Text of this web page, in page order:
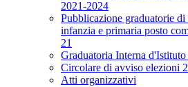
2021-2024
Pubblicazione graduatorie
infanzia e primaria posto
21
Graduatoria Interna
Circolare di avviso elezioni
Atti organizzativi